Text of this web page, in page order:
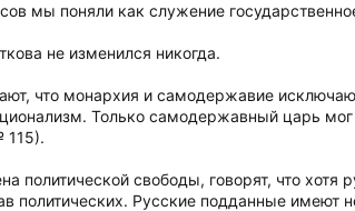
мы поняли как служение
не изменился никогда.
что монархия и самодержавие
Только самодержавный царь
115).
политической свободы, говорят, что
политических. Русские подданные имеют